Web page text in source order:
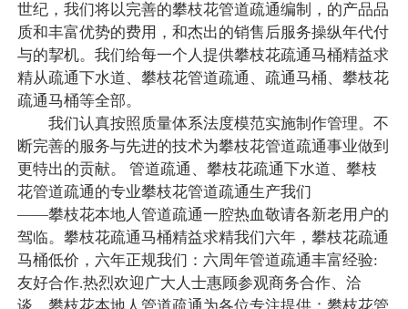
世纪，我们将以完善的攀枝花管道疏通编制，的产品品
质和丰富优势的费用，和杰出的销售后服务操纵年代付
与的挈机。我们给每一个人提供攀枝花疏通马桶精益求
精从疏通下水道、攀枝花管道疏通、疏通马桶、攀枝花
疏通马桶等全部。
我们认真按照质量体系法度模范实施制作管理。不
断完善的服务与先进的技术为攀枝花管道疏通事业做到
更特出的贡献。 管道疏通、攀枝花疏通下水道、攀枝
花管道疏通的专业攀枝花管道疏通生产我们
——攀枝花本地人管道疏通一腔热血敬请各新老用户的
驾临。攀枝花疏通马桶精益求精我们六年，攀枝花疏通
马桶低价，六年正规我们：六周年管道疏通丰富经验:
友好合作.热烈欢迎广大人士惠顾参观商务合作、洽